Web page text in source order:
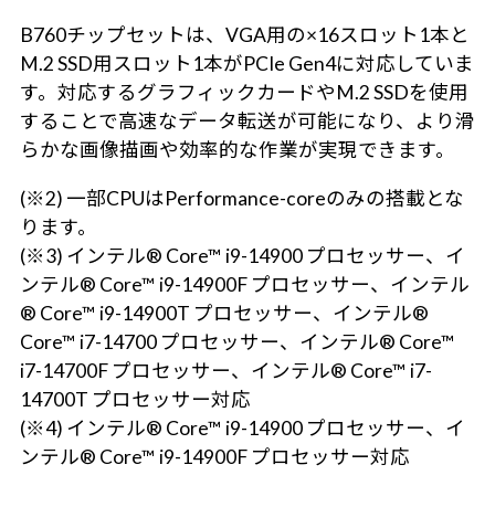
B760チップセットは、VGA用の×16スロット1本と
M.2 SSD用スロット1本がPCIe Gen4に対応していま
す。対応するグラフィックカードやM.2 SSDを使用
することで高速なデータ転送が可能になり、より滑
らかな画像描画や効率的な作業が実現できます。
(※2) 一部CPUはPerformance-coreのみの搭載とな
ります。
(※3) インテル® Core™ i9-14900 プロセッサー、イ
ンテル® Core™ i9-14900F プロセッサー、インテル
® Core™ i9-14900T プロセッサー、インテル®
Core™ i7-14700 プロセッサー、インテル® Core™
i7-14700F プロセッサー、インテル® Core™ i7-
14700T プロセッサー対応
(※4) インテル® Core™ i9-14900 プロセッサー、イ
ンテル® Core™ i9-14900F プロセッサー対応